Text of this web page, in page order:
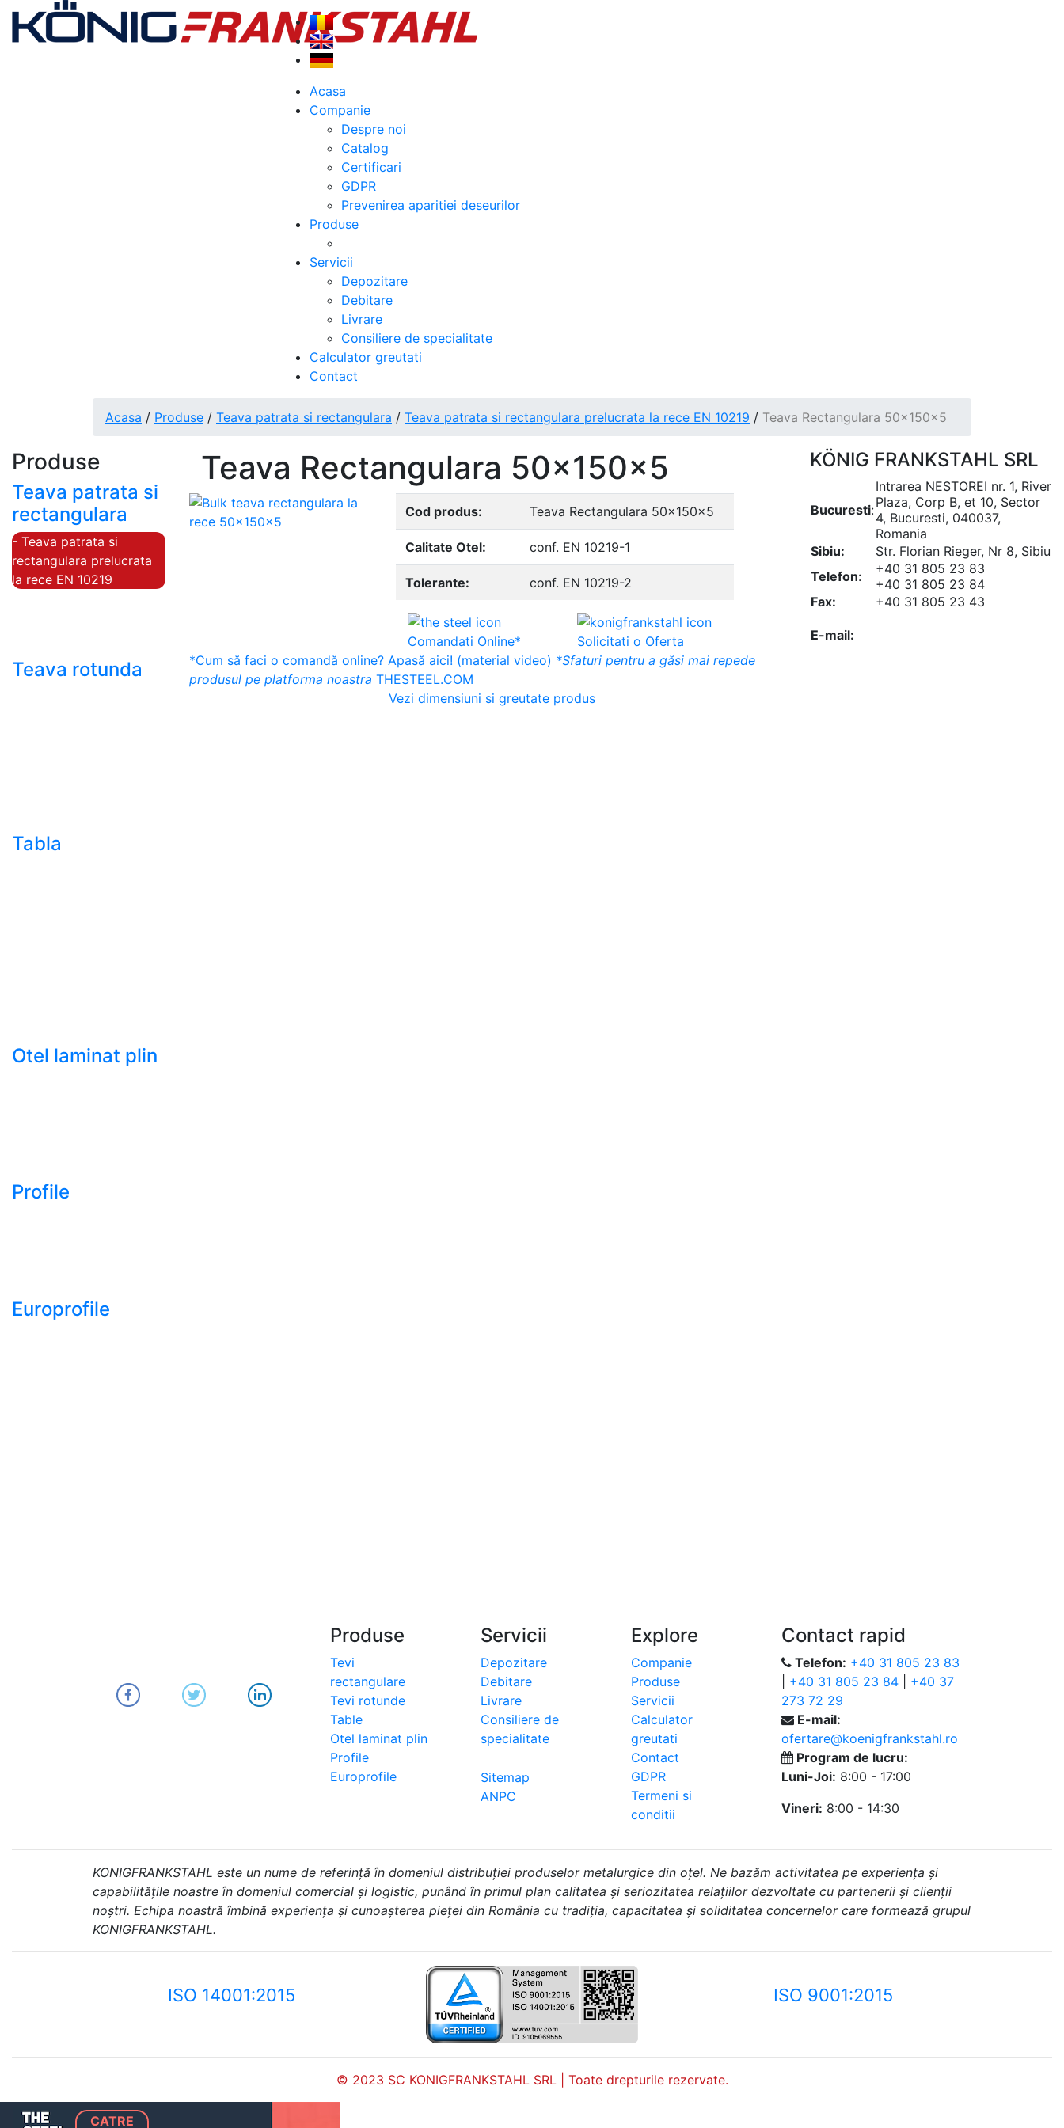
Acasa
Companie
Despre noi
Catalog
Certificari
GDPR
Prevenirea aparitiei deseurilor
Produse
Servicii
Depozitare
Debitare
Livrare
Consiliere de specialitate
Calculator greutati
Contact
Acasa / Produse / Teava patrata si rectangulara / Teava patrata si rectangulara prelucrata la rece EN 10219 / Teava Rectangulara 50x150x5
Produse
Teava patrata si
rectangulara
- Teava patrata si
rectangulara prelucrata
la rece EN 10219
Teava rotunda
Tabla
Otel laminat plin
Profile
Europrofile
Teava Rectangulara 50x150x5
Cod produs: Teava Rectangulara 50x150x5
Calitate Otel: conf. EN 10219-1
Tolerante: conf. EN 10219-2
Comandati Online*
Solicitati o Oferta
*Cum să faci o comandă online? Apasă aici! (material video) *Sfaturi pentru a găsi mai repede
produsul pe platforma noastra THESTEEL.COM
Vezi dimensiuni si greutate produs
KÖNIG FRANKSTAHL SRL
Bucuresti:
Intrarea NESTOREI nr. 1, River
Plaza, Corp B, et 10, Sector
4, Bucuresti, 040037,
Romania
Sibiu:
Str. Florian Rieger, Nr 8, Sibiu
Telefon:
+40 31 805 23 83
+40 31 805 23 84
Fax:
+40 31 805 23 43
E-mail:
Produse
Tevi
rectangulare
Tevi rotunde
Table
Otel laminat plin
Profile
Europrofile
Servicii
Depozitare
Debitare
Livrare
Consiliere de
specialitate
Sitemap
ANPC
Explore
Companie
Produse
Servicii
Calculator
greutati
Contact
GDPR
Termeni si
conditii
Contact rapid
Telefon: +40 31 805 23 83
+40 31 805 23 84
+40 37
273 72 29
E-mail:
ofertare@koenigfrankstahl.ro
Program de lucru:
Luni-Joi: 8:00 - 17:00
Vineri: 8:00 - 14:30
KONIGFRANKSTAHL este un nume de referință în domeniul distribuției produselor metalurgice din oțel. Ne bazăm activitatea pe experiența și
capabilitățile noastre în domeniul comercial și logistic, punând în primul plan calitatea și seriozitatea relațiilor dezvoltate cu partenerii și clienții
noștri. Echipa noastră îmbină experiența și cunoașterea pieței din România cu tradiția, capacitatea și soliditatea concernelor care formează grupul
KONIGFRANKSTAHL.
ISO 14001:2015 ISO 9001:2015
© 2023 SC KONIGFRANKSTAHL SRL | Toate drepturile rezervate.
CATRE